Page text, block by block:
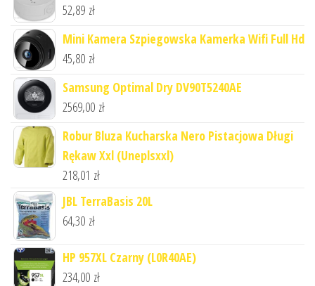
52,89 zł
Mini Kamera Szpiegowska Kamerka Wifi Full Hd
45,80 zł
Samsung Optimal Dry DV90T5240AE
2569,00 zł
Robur Bluza Kucharska Nero Pistacjowa Długi
Rękaw Xxl (Uneplsxxl)
218,01 zł
JBL TerraBasis 20L
64,30 zł
HP 957XL Czarny (L0R40AE)
234,00 zł